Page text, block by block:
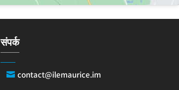
संपर्क
contact@ilemaurice.im